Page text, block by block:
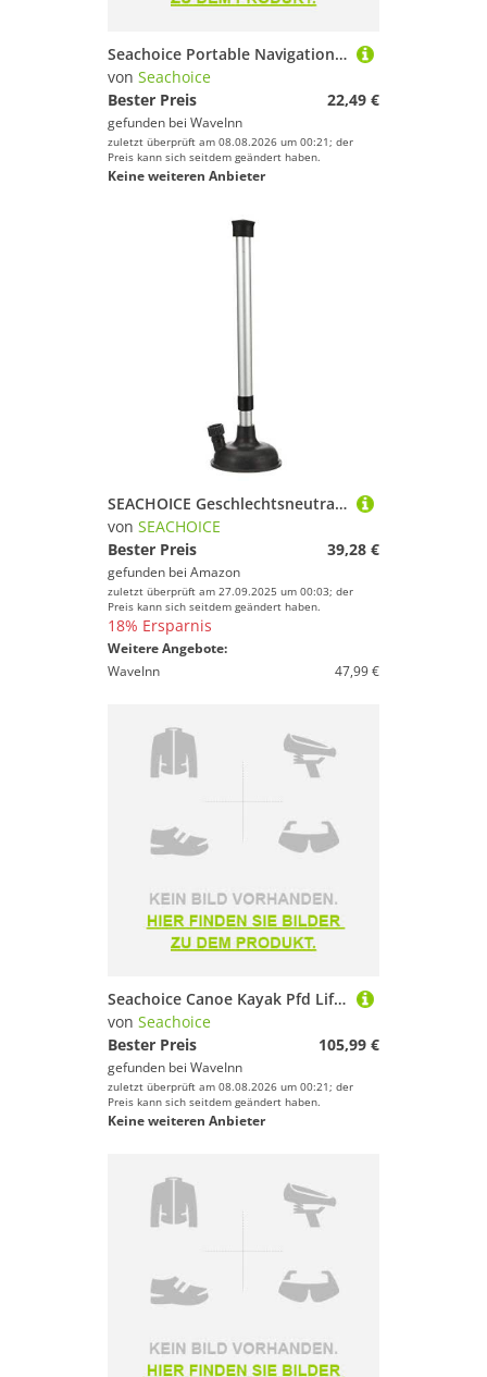
Seachoice Portable Navigation Light Schwarz
von Seachoice
Bester Preis
22,49 €
gefunden bei WaveInn
zuletzt überprüft am 08.08.2026 um 00:21; der
Preis kann sich seitdem geändert haben.
Keine weiteren Anbieter
SEACHOICE Geschlechtsneutral 18331 Bootsmotor-Spüler, Schwarz, Einheitsgröße
von SEACHOICE
Bester Preis
39,28 €
gefunden bei Amazon
zuletzt überprüft am 27.09.2025 um 00:03; der
Preis kann sich seitdem geändert haben.
18% Ersparnis
Weitere Angebote:
WaveInn
47,99 €
Seachoice Canoe Kayak Pfd Life Jacket Gelb S-M
von Seachoice
Bester Preis
105,99 €
gefunden bei WaveInn
zuletzt überprüft am 08.08.2026 um 00:21; der
Preis kann sich seitdem geändert haben.
Keine weiteren Anbieter